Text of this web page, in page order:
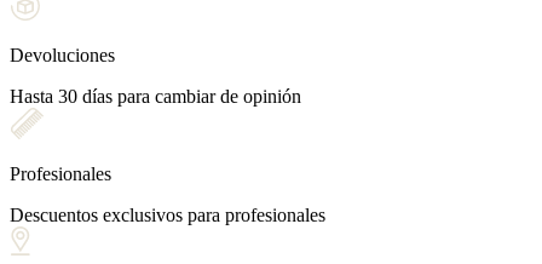
Devoluciones
Hasta 30 días para cambiar de opinión
Profesionales
Descuentos exclusivos para profesionales